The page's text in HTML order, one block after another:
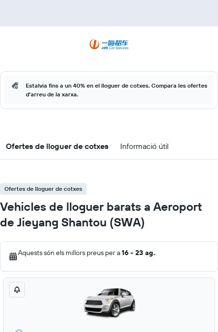
Estalvia fins a un 40% en el lloguer de cotxes. Compara les ofertes
d'arreu de la xarxa.
Ofertes de lloguer de cotxes Informació útil
Ofertes de lloguer de cotxes
Vehicles de lloguer barats a Aeroport
de Jieyang Shantou (SWA)
Aquests són els millors preus per a16 - 23 ag..